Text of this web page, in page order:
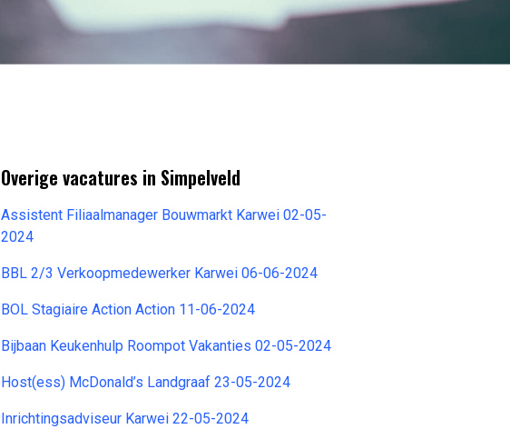
Overige vacatures in Simpelveld
Assistent Filiaalmanager Bouwmarkt Karwei 02-05-
2024
BBL 2/3 Verkoopmedewerker Karwei 06-06-2024
BOL Stagiaire Action Action 11-06-2024
Bijbaan Keukenhulp Roompot Vakanties 02-05-2024
Host(ess) McDonald’s Landgraaf 23-05-2024
Inrichtingsadviseur Karwei 22-05-2024